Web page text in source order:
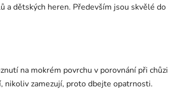
a dětských heren. Především jsou skvělé do
na mokrém povrchu v porovnání při chůzi
nikoliv zamezují, proto dbejte opatrnosti.